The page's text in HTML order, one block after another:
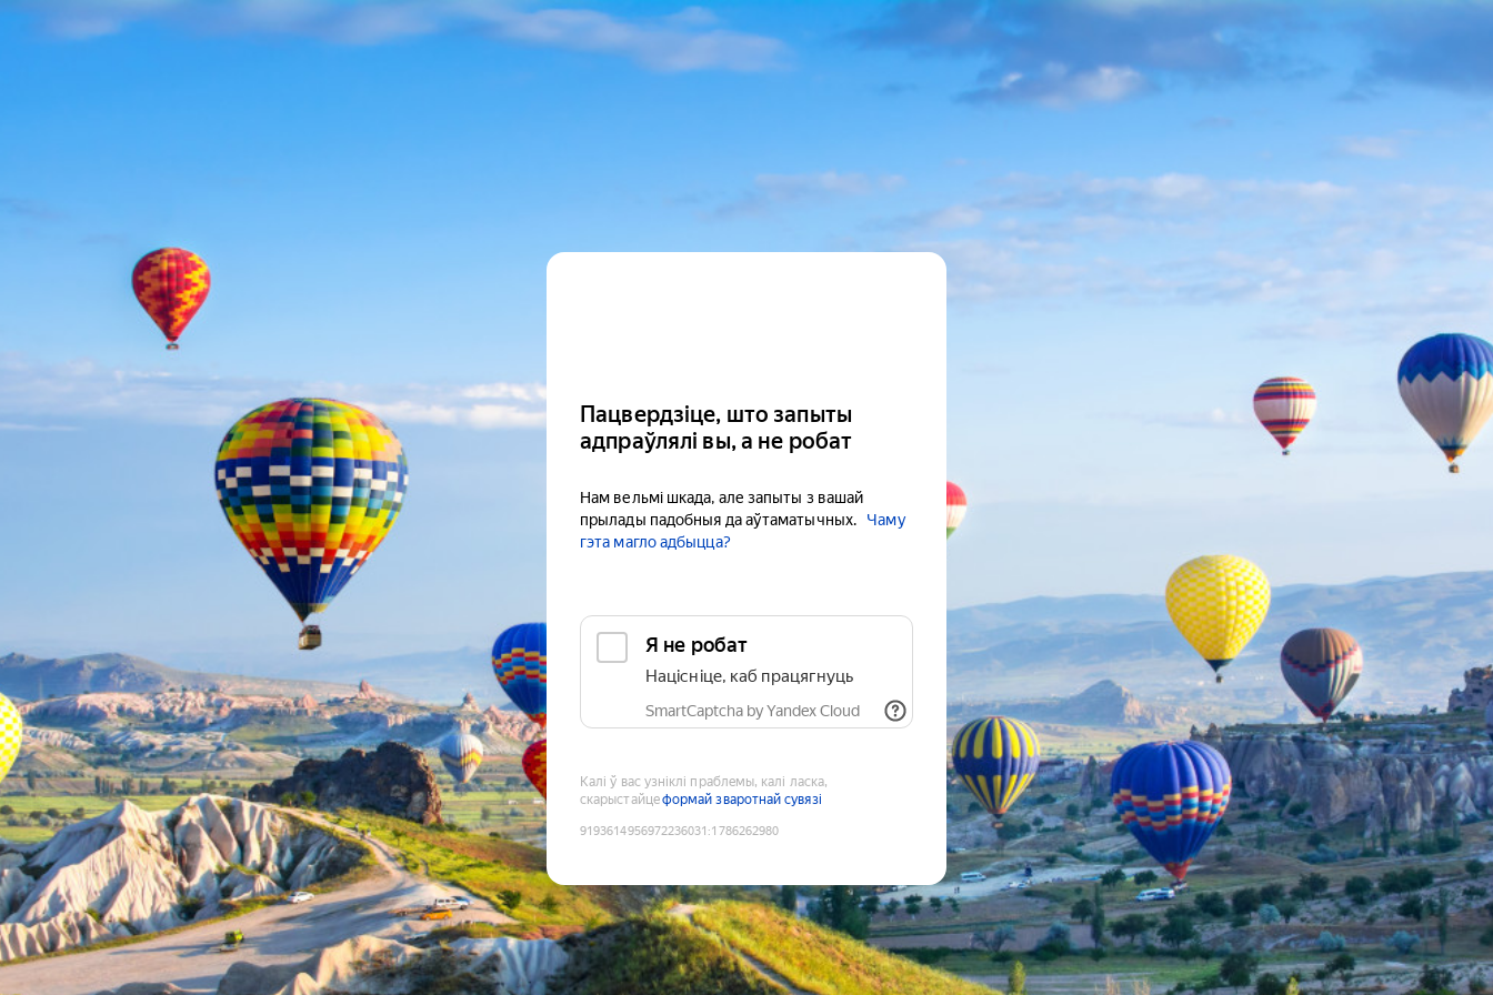
Пацвердзіце, што запыты
адпраўлялі вы, а не робат
Нам вельмі шкада, але запыты з вашай
прылады падобныя да аўтаматычных.
Чаму
гэта магло адбыцца?
Я не робат
Націсніце, каб працягнуць
SmartCaptcha by Yandex Cloud
Калі ў вас узніклі праблемы, калі ласка,
скарыстайцеформай зваротнай сувязі
9193614956972236031 :1786262980